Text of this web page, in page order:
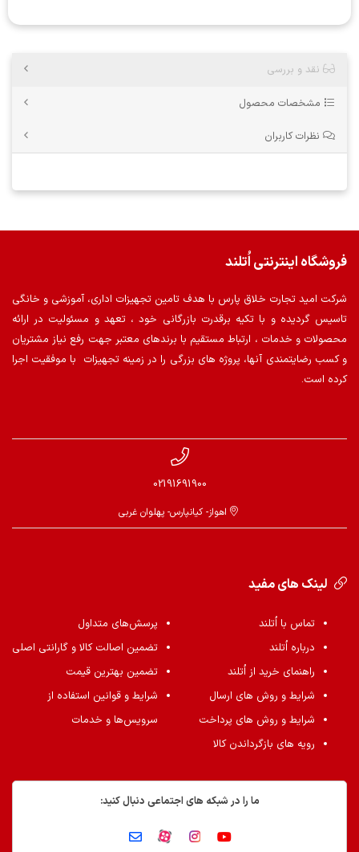
نقد و بررسی
مشخصات محصول
نظرات کاربران
فروشگاه اینترنتی اُتلند
شرکت امید تجارت خلاق پارس با هدف تامین تجهیزات اداری، آموزشی و خانگی
تاسیس گردیده و با تکیه برقدرت بازرگانی خود ، تعهد و مسئولیت در ارائه
محصولات و خدمات ، ارتباط مستقیم با برندهای معتبر جهت رفع نیاز مشتریان
و کسب رضایتمندی آنها، پروژه های بزرگی را در زمینه تجهیزات با موفقیت اجرا
کرده است.
02191691900
اهواز- کیانپارس- پهلوان غربی
لینک های مفید
تماس با اُتلند
درباره اُتلند
راهنمای خرید از اُتلند
شرایط و روش های ارسال
شرایط و روش های پرداخت
رویه های بازگرداندن کالا
پرسش‌های متداول
تضمین اصالت کالا و گارانتی اصلی
تضمین بهترین قیمت
شرایط و قوانین استفاده از
سرویس‌ها و خدمات
ما را در شبکه های اجتماعی دنبال کنید: